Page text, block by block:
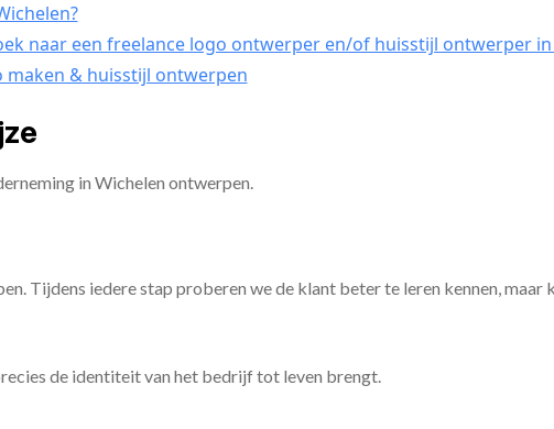
naar een freelance logo ontwerper en/of huisstijl ontwerper in
maken & huisstijl ontwerpen
in Wichelen ontwerpen.
Tijdens iedere stap proberen we de klant beter te leren kennen, maar
de identiteit van het bedrijf tot leven brengt.